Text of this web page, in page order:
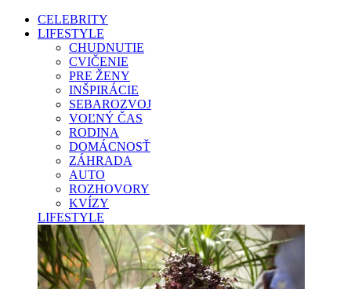
CELEBRITY
LIFESTYLE
CHUDNUTIE
CVIČENIE
PRE ŽENY
INŠPIRÁCIE
SEBAROZVOJ
VOĽNÝ ČAS
RODINA
DOMÁCNOSŤ
ZÁHRADA
AUTO
ROZHOVORY
KVÍZY
LIFESTYLE